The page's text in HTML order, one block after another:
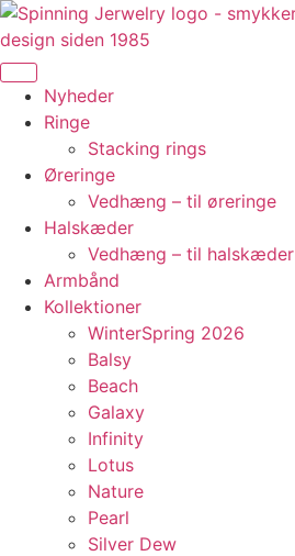
Videre
til
indhold
Nyheder
Ringe
Stacking rings
Øreringe
Vedhæng – til øreringe
Halskæder
Vedhæng – til halskæder
Armbånd
Kollektioner
WinterSpring 2026
Balsy
Beach
Galaxy
Infinity
Lotus
Nature
Pearl
Silver Dew